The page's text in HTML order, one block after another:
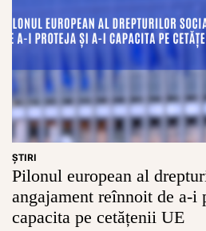
ŞTIRI
Pilonul european al
angajament reînnoit de a-i
capacita pe cetățenii UE